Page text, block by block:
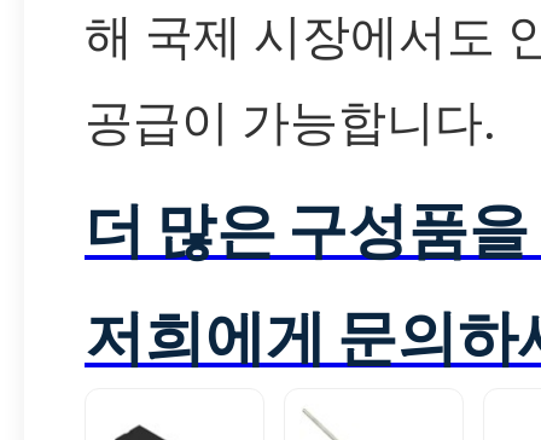
해 국제 시장에서도
공급이 가능합니다.
더 많은 구성품
저희에게 문의